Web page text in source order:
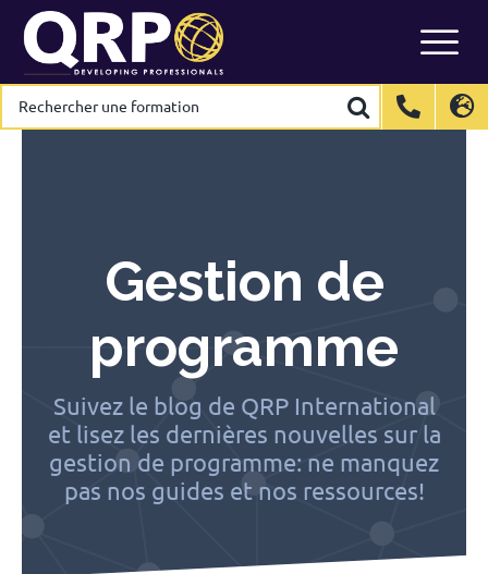
content
International
EN
Luxembourg
EN
FR
Switzerland
DE
FR
Netherlands
NL
Rechercher
une
formation International
EN
Luxembourg
EN
FR
Switzerland
DE
FR
Netherlands
NL
Rechercher
une
formation
Gestion de
programme
Suivez le blog de QRP International
et lisez les dernières nouvelles sur la
gestion de programme: ne manquez
pas nos guides et nos ressources!